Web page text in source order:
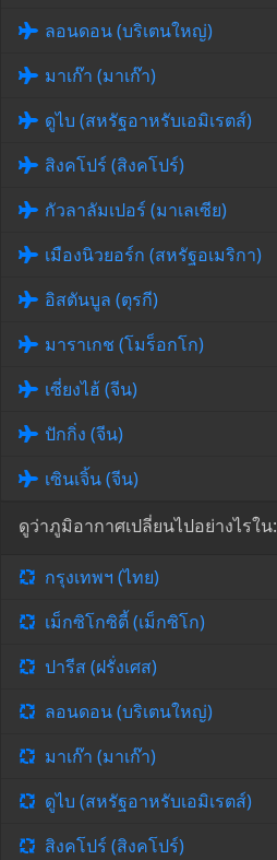
ลอนดอน (บริเตนใหญ่)
มาเก๊า (มาเก๊า)
ดูไบ (สหรัฐอาหรับเอมิเรตส์)
สิงคโปร์ (สิงคโปร์)
กัวลาลัมเปอร์ (มาเลเซีย)
เมืองนิวยอร์ก (สหรัฐอเมริกา)
อิสตันบูล (ตุรกี)
มาราเกช (โมร็อกโก)
เซี่ยงไฮ้ (จีน)
ปักกิ่ง (จีน)
เซินเจิ้น (จีน)
ดูว่าภูมิอากาศเปลี่ยนไปอย่างไรใน:
กรุงเทพฯ (ไทย)
เม็กซิโกซิตี้ (เม็กซิโก)
ปารีส (ฝรั่งเศส)
ลอนดอน (บริเตนใหญ่)
มาเก๊า (มาเก๊า)
ดูไบ (สหรัฐอาหรับเอมิเรตส์)
สิงคโปร์ (สิงคโปร์)